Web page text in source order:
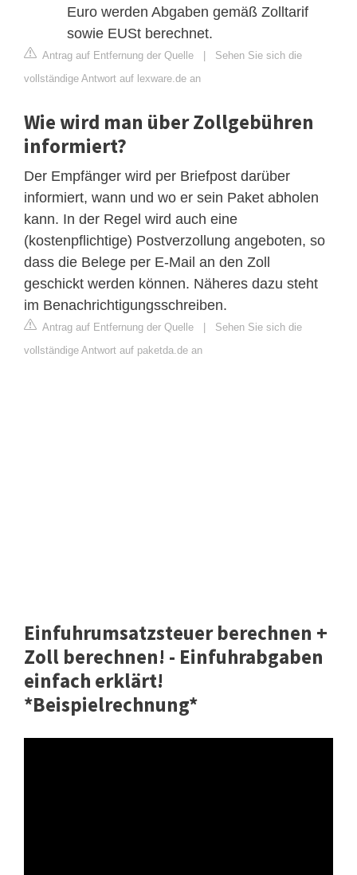
Euro werden Abgaben gemäß Zolltarif
sowie EUSt berechnet.
Antrag auf Entfernung der Quelle
Sehen Sie sich die
vollständige Antwort auf lexware.de an
Wie wird man über Zollgebühren
informiert?
Der Empfänger wird per Briefpost darüber
informiert, wann und wo er sein Paket abholen
kann. In der Regel wird auch eine
(kostenpflichtige) Postverzollung angeboten, so
dass die Belege per E-Mail an den Zoll
geschickt werden können. Näheres dazu steht
im Benachrichtigungsschreiben.
Antrag auf Entfernung der Quelle
Sehen Sie sich die
vollständige Antwort auf paketda.de an
Einfuhrumsatzsteuer berechnen +
Zoll berechnen! - Einfuhrabgaben
einfach erklärt!
*Beispielrechnung*